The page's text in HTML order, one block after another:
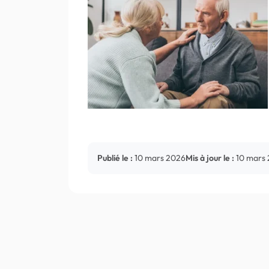
Publié le : 10 mars 2026Mis à jour le : 10 mars